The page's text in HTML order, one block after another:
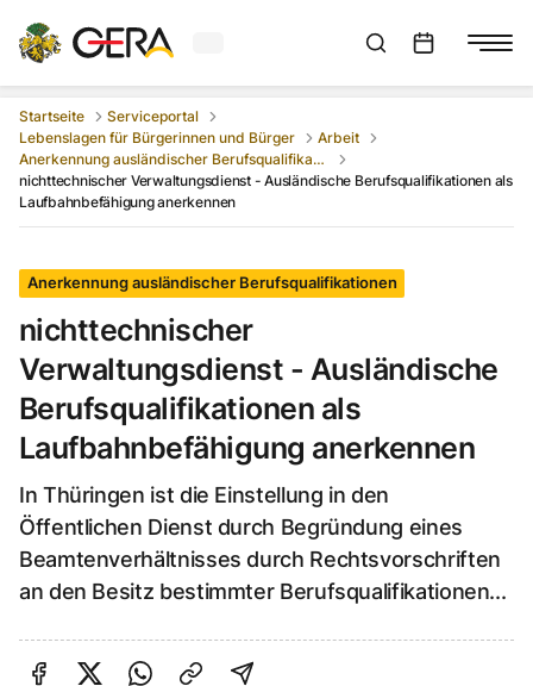
Aktuelles Wetter in GeraSuchleiste anzeigen
Startseite
Serviceportal
Lebenslagen für Bürgerinnen und Bürger
Arbeit
Anerkennung ausländischer Berufsqualifikationen
nichttechnischer Verwaltungsdienst - Ausländische Berufsqualifikationen als
Laufbahnbefähigung anerkennen
Anerkennung ausländischer Berufsqualifikationen
nichttechnischer
Verwaltungsdienst - Ausländische
Berufsqualifikationen als
Laufbahnbefähigung anerkennen
In Thüringen ist die Einstellung in den
Öffentlichen Dienst durch Begründung eines
Beamtenverhältnisses durch Rechtsvorschriften
an den Besitz bestimmter Berufsqualifikationen...